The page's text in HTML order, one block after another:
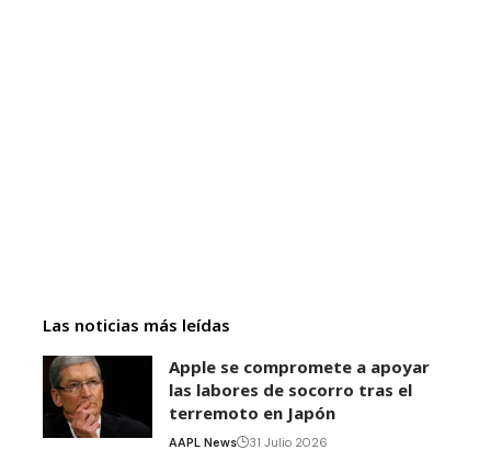
Las noticias más leídas
Apple se compromete a apoyar
las labores de socorro tras el
terremoto en Japón
AAPL News 31 Julio 2026